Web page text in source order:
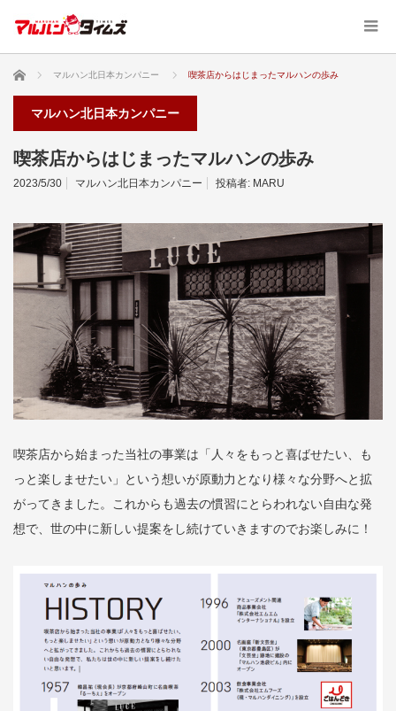
ホーム マルハン北日本カンパニー 喫茶店からはじまったマルハンの歩み
マルハン北日本カンパニー
喫茶店からはじまったマルハンの歩み
2023/5/30 マルハン北日本カンパニー 投稿者: MARU
喫茶店から始まった当社の事業は「人々をもっと喜ばせたい、も
っと楽しませたい」という想いが原動力となり様々な分野へと拡
がってきました。これからも過去の慣習にとらわれない自由な発
想で、世の中に新しい提案をし続けていきますのでお楽しみに！